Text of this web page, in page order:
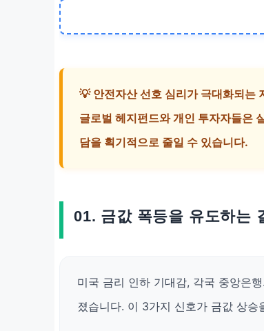
💡 안전자산 선호 심리가 극대화되는
글로벌 헤지펀드와 개인 투자자들은
담을 획기적으로 줄일 수 있습니다.
01. 금값 폭등을 유도하는
미국 금리 인하 기대감, 각국 중앙은
졌습니다. 이 3가지 신호가 금값 상승